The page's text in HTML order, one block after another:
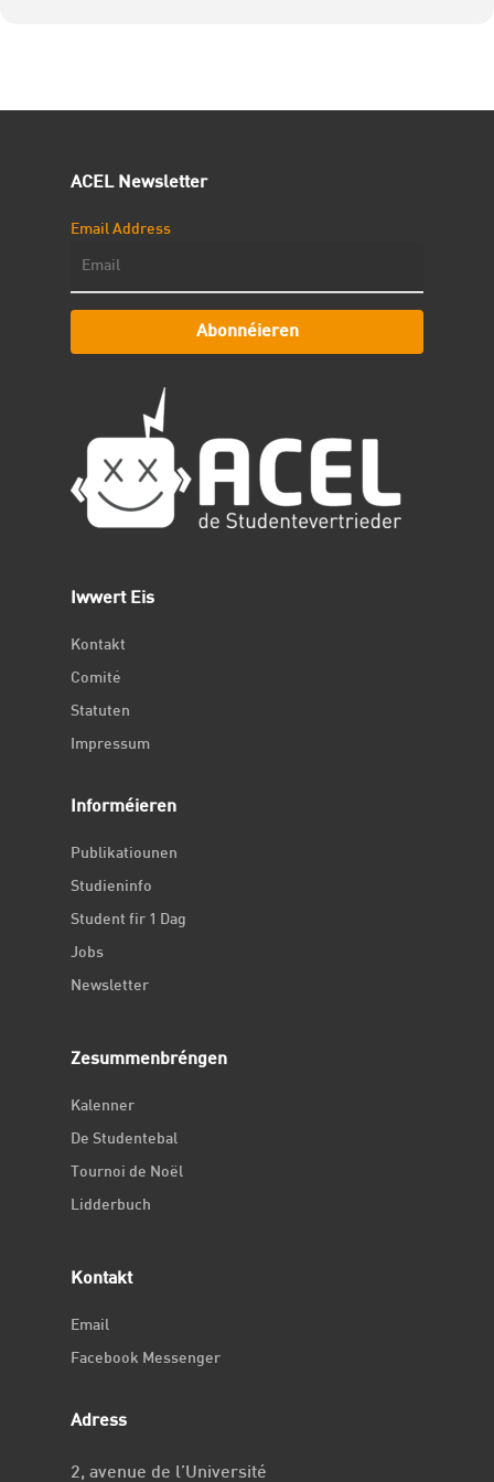
ACEL Newsletter
Email Address
Abonnéieren
Iwwert Eis
Kontakt
Comité
Statuten
Impressum
Informéieren
Publikatiounen
Studieninfo
Student fir 1 Dag
Jobs
Newsletter
Zesummenbréngen
Kalenner
De Studentebal
Tournoi de Noël
Lidderbuch
Kontakt
Email
Facebook Messenger
Adress
2, avenue de l’Université